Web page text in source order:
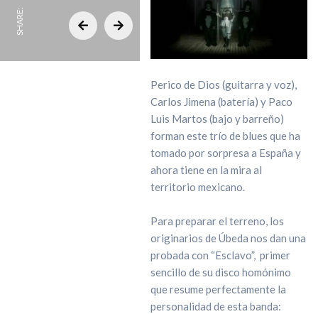
SHARE:
Perico de Dios (guitarra y voz),
Carlos Jimena (batería) y Paco
Luis Martos (bajo y barreño)
forman este trío de blues que ha
tomado por sorpresa a España y
ahora tiene en la mira al
territorio mexicano.
Para preparar el terreno, los
originarios de Úbeda nos dan una
probada con “Esclavo”, primer
sencillo de su disco homónimo
que resume perfectamente la
personalidad de esta banda: